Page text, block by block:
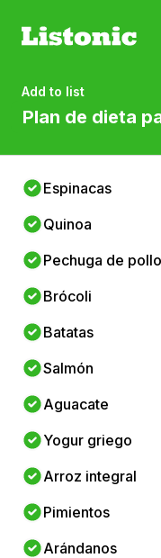
Add to list
Plan de dieta
Espinacas
Quinoa
Pechuga de pollo
Brócoli
Batatas
Salmón
Aguacate
Yogur griego
Arroz integral
Pimientos
Arándanos